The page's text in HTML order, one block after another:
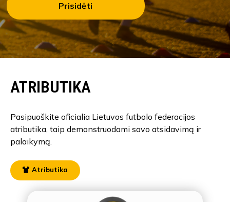
Prisidėti
ATRIBUTIKA
Pasipuoškite oficialia Lietuvos futbolo federacijos
atributika, taip demonstruodami savo atsidavimą ir
palaikymą.
Atributika